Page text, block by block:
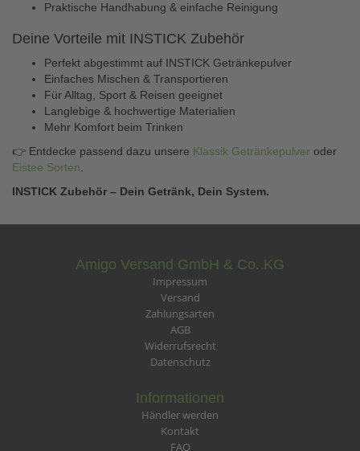
Praktische Handhabung & einfache Reinigung
Deine Vorteile mit INSTICK Zubehör
Perfekt abgestimmt auf INSTICK Getränkepulver
Einfaches Mischen & Transportieren
Für Alltag, Sport & Reisen geeignet
Langlebige & hochwertige Materialien
Mehr Komfort beim Trinken
👉 Entdecke passend dazu unsere Klassik Getränkepulver oder
Eistee Sorten
INSTICK Zubehör – Dein Getränk, Dein System.
Amigo Versand GmbH & Co. KG
Impressum
Versand
Zahlungsarten
AGB
Widerrufsrecht
Datenschutz
Informationen
Händler werden
Kontakt
FAQ